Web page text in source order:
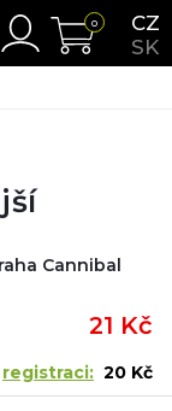
CZ
SK
0
Cannibal
21 Kč
registraci: 20 Kč